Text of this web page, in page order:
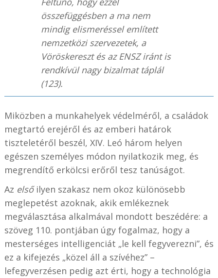
összefüggésben a ma nem
mindig elismeréssel említett
nemzetközi szervezetek, a
Vöröskereszt és az ENSZ iránt is
rendkívül nagy bizalmat táplál
(123).
Miközben a munkahelyek védelméről, a családok
megtartó erejéről és az emberi határok
tiszteletéről beszél, XIV. Leó három helyen
egészen személyes módon nyilatkozik meg, és
megrendítő erkölcsi erőről tesz tanúságot.
Az elsőilyen szakasz nem okoz különösebb
meglepetést azoknak, akik emlékeznek
megválasztása alkalmával mondott beszédére: a
szöveg 110. pontjában úgy fogalmaz, hogy a
mesterséges intelligenciát „le kell fegyverezni”, és
ez a kifejezés „közel áll a szívéhez” –
lefegyverzésen pedig azt érti, hogy a technológia